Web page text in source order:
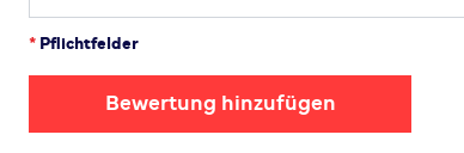
* Pflichtfelder
Bewertung hinzufügen